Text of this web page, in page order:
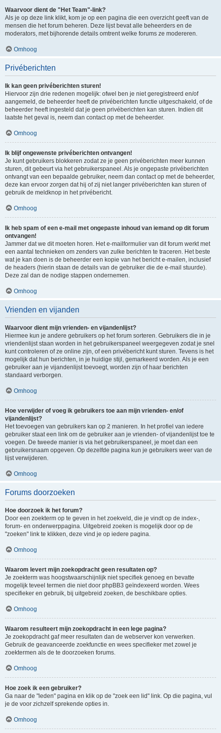
Waarvoor dient de "Het Team"-link?
Als je op deze link klikt, kom je op een pagina die een overzicht geeft van de
mensen die het forum beheren. Deze lijst bevat alle beheerders en de
moderators, met bijhorende details omtrent welke forums ze modereren.
Omhoog
Privéberichten
Ik kan geen privéberichten sturen!
Hiervoor zijn drie redenen mogelijk: ofwel ben je niet geregistreerd en/of
aangemeld, de beheerder heeft de privéberichten functie uitgeschakeld, of de
beheerder heeft ingesteld dat je geen privéberichten kan sturen. Indien dit
laatste het geval is, neem dan contact op met de beheerder.
Omhoog
Ik blijf ongewenste privéberichten ontvangen!
Je kunt gebruikers blokkeren zodat ze je geen privéberichten meer kunnen
sturen, dit gebeurt via het gebruikerspaneel. Als je ongepaste privéberichten
ontvangt van een bepaalde gebruiker, neem dan contact op met de beheerder,
deze kan ervoor zorgen dat hij of zij niet langer privéberichten kan sturen of
gebruik de meldknop in het privébericht.
Omhoog
Ik heb spam of een e-mail met ongepaste inhoud van iemand op dit forum
ontvangen!
Jammer dat we dit moeten horen. Het e-mailformulier van dit forum werkt met
een aantal technieken om zenders van zulke berichten te traceren. Het beste
wat je kan doen is de beheerder een kopie van het bericht e-mailen, inclusief
de headers (hierin staan de details van de gebruiker die de e-mail stuurde).
Deze zal dan de nodige stappen ondernemen.
Omhoog
Vrienden en vijanden
Waarvoor dient mijn vrienden- en vijandenlijst?
Hiermee kun je andere gebruikers op het forum sorteren. Gebruikers die in je
vriendenlijst staan worden in het gebruikerspaneel weergegeven zodat je snel
kunt controleren of ze online zijn, of een privébericht kunt sturen. Tevens is het
mogelijk dat hun berichten, in je huidige stijl, gemarkeerd worden. Als je een
gebruiker aan je vijandenlijst toevoegt, worden zijn of haar berichten
standaard verborgen.
Omhoog
Hoe verwijder of voeg ik gebruikers toe aan mijn vrienden- en/of
vijandenlijst?
Het toevoegen van gebruikers kan op 2 manieren. In het profiel van iedere
gebruiker staat een link om de gebruiker aan je vrienden- of vijandenlijst toe te
voegen. De tweede manier is via het gebruikerspaneel, je moet dan een
gebruikersnaam opgeven. Op dezelfde pagina kun je gebruikers weer van de
lijst verwijderen.
Omhoog
Forums doorzoeken
Hoe doorzoek ik het forum?
Door een zoekterm op te geven in het zoekveld, die je vindt op de index-,
forum- en onderwerppagina. Uitgebreid zoeken is mogelijk door op de
"zoeken" link te klikken, deze vind je op iedere pagina.
Omhoog
Waarom levert mijn zoekopdracht geen resultaten op?
Je zoekterm was hoogstwaarschijnlijk niet specifiek genoeg en bevatte
mogelijk teveel termen die niet door phpBB3 geïndexeerd worden. Wees
specifieker en gebruik, bij uitgebreid zoeken, de beschikbare opties.
Omhoog
Waarom resulteert mijn zoekopdracht in een lege pagina?
Je zoekopdracht gaf meer resultaten dan de webserver kon verwerken.
Gebruik de geavanceerde zoekfunctie en wees specifieker met zowel je
zoektermen als de te doorzoeken forums.
Omhoog
Hoe zoek ik een gebruiker?
Ga naar de "leden" pagina en klik op de "zoek een lid" link. Op die pagina, vul
je de voor zichzelf sprekende opties in.
Omhoog